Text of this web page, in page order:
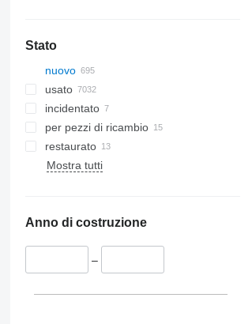
Stato
nuovo
usato
incidentato
per pezzi di ricambio
restaurato
Mostra tutti
Anno di costruzione
–